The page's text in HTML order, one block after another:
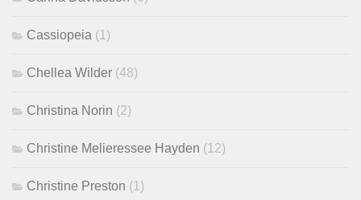
Cassiopeia (1)
Chellea Wilder (48)
Christina Norin (2)
Christine Melieressee Hayden (12)
Christine Preston (1)